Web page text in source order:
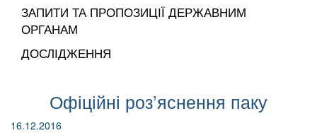
ЗАПИТИ ТА ПРОПОЗИЦІЇ ДЕРЖАВНИМ
ОРГАНАМ
ДОСЛІДЖЕННЯ
Офіційні роз’яснення паку
16.12.2016